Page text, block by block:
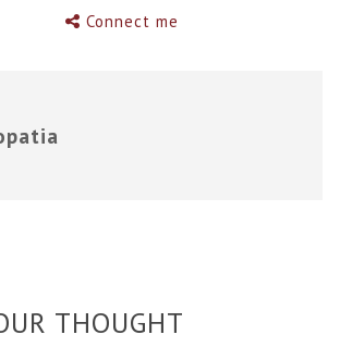
Connect me
THOUGHT